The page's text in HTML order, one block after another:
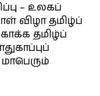
– உலகப்
விழா தமிழ்ப்
தமிழ்ப்